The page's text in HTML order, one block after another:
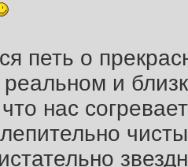
петь о
и
нас согревает